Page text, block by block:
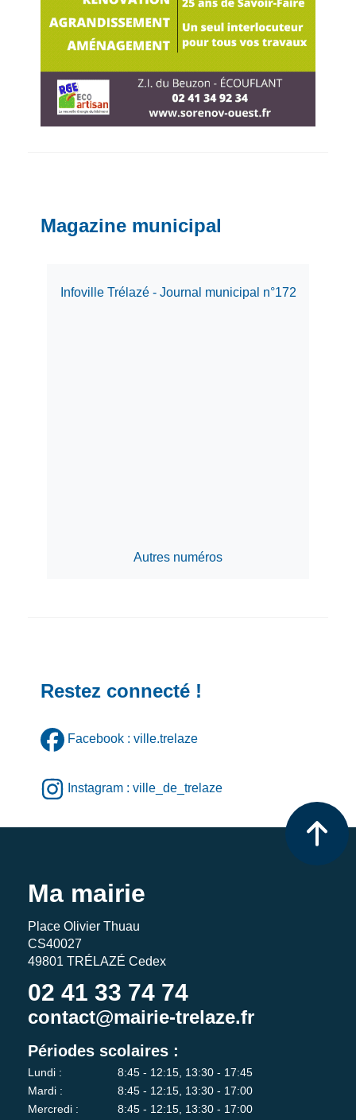
Magazine municipal
Infoville Trélazé - Journal municipal n°172
Autres numéros
Restez connecté !
Facebook : ville.trelaze
Instagram : ville_de_trelaze
Ma mairie
Place Olivier Thuau
CS40027
49801 TRÉLAZÉ Cedex
02 41 33 74 74
contact@mairie-trelaze.fr
Périodes scolaires :
Lundi :
8:45 - 12:15, 13:30 - 17:45
Mardi :
8:45 - 12:15, 13:30 - 17:00
Mercredi :
8:45 - 12:15, 13:30 - 17:00